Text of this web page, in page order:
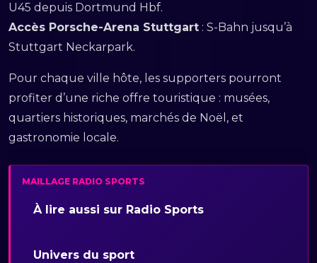
U45 depuis Dortmund Hbf.
Accès Porsche-Arena Stuttgart : S-Bahn jusqu’à
Stuttgart Neckarpark.
Pour chaque ville hôte, les supporters pourront
profiter d’une riche offre touristique : musées,
quartiers historiques, marchés de Noël, et
gastronomie locale.
MAILLAGE RADIO SPORTS
À lire aussi sur Radio Sports
Univers du sport